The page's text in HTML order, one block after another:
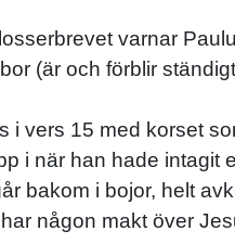
varnar
(är och förblir
i vers 15 med korset
i när han hade intagit
bakom i bojor, helt
någon makt över